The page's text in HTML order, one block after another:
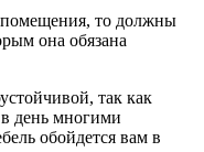
то должны
она обязана
так как
в день многими
обойдется вам в